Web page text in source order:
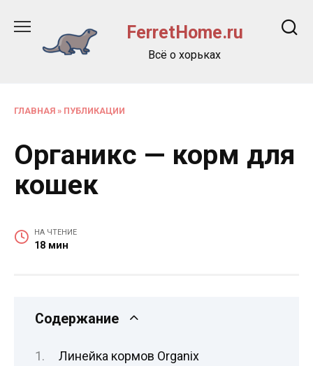
содержанию
FerretHome.ru
Всё о хорьках
ГЛАВНАЯ » ПУБЛИКАЦИИ
Органикс — корм для
кошек
НА ЧТЕНИЕ
18 мин
Содержание
Линейка кормов Organix